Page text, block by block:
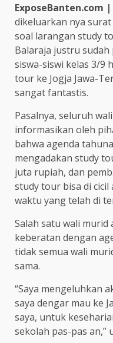
ExposeBanten.com
dikeluarkan nya
soal larangan study
Balaraja justru
siswa-siswi kelas 3/9
tour ke Jogja Jawa-
sangat fantastis.
Pasalnya, seluruh
informasikan oleh
bahwa agenda
mengadakan study
juta rupiah, dan
study tour bisa di
waktu yang telah di
Salah satu wali murid
keberatan dengan
tidak semua wali
sama.
“Saya mengeluhkan
saya dengar mau ke
saya, untuk
sekolah pas-pas an,”